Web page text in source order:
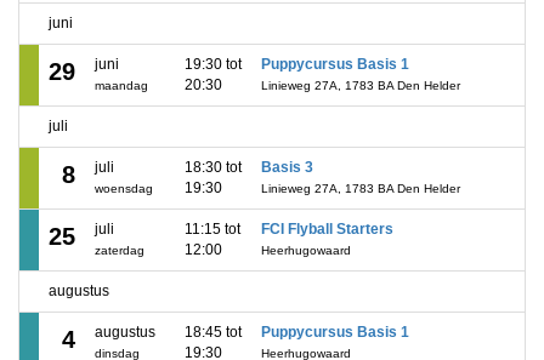
juni
29 juni
maandag
19:30 tot
20:30
Puppycursus Basis 1
Linieweg 27A, 1783 BA Den Helder
juli
8 juli
woensdag
18:30 tot
19:30
Basis 3
Linieweg 27A, 1783 BA Den Helder
25 juli
zaterdag
11:15 tot
12:00
FCI Flyball Starters
Heerhugowaard
augustus
4 augustus
dinsdag
18:45 tot
19:30
Puppycursus Basis 1
Heerhugowaard